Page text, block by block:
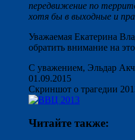
передвижение по
хотя бы в выходные и
Уважаемая Екатерина
обратить внимание на
С уважением, Эльдар
01.09.2015
Скриншот о трагедии
Читайте также: